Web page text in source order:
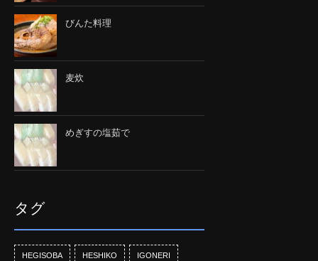
びんた料理
麦炊
めぎすの塩茹で
タグ
HEGISOBA HESHIKO IGONERI